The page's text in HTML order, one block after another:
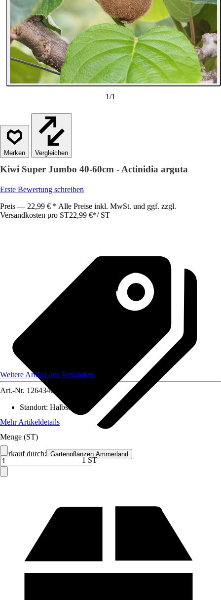
1/1
Vergleichen
Kiwi Super Jumbo 40-60cm - Actinidia arguta
Erste Bewertung schreiben
Preis — 22,99 € * Alle Preise inkl. MwSt. und ggf. zzgl.
Versandkosten pro ST22,99 €*/ ST
Verkauf durch: Gartenpflanzen Ammerland
Weitere Artikel des Verkäufers
Art.-Nr. 12643460
Standort: Halbschatten
Mehr Artikeldetails
Menge (ST)
1 ST